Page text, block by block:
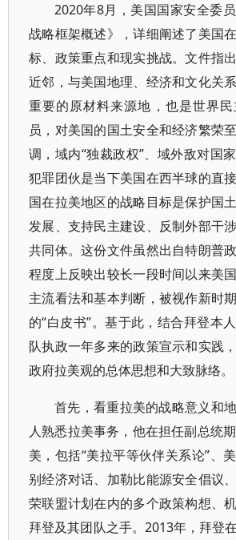
2020年8月，美国国家安全委
战略框架概述》，详细阐述了美国
标、政策重点和现实挑战。文件指
近邻，与美国地理、经济和文化关
重要的原材料来源地，也是世界
员，对美国的国土安全和经济繁荣
调，域内“独裁政权”、域外敌对国
犯罪团伙是当下美国在西半球的直
国在拉美地区的战略目标是保护国
发展、支持民主建设、反制外部干
共同体。这份文件虽然出自特朗普
程度上反映出较长一段时间以来美
主流看法和基本判断，被视作新时
的“白皮书”。基于此，结合拜登本
队执政一年多来的政策宣示和实践
政府拉美观的总体思想和大致脉络。
首先，看重拉美的战略意义和
人熟悉拉美事务，他在担任副总统
美，包括“美拉平等伙伴关系论”、
别经济对话、加勒比能源安全倡议
荣联盟计划在内的多个政策构想、
拜登及其团队之手。2013年，拜登